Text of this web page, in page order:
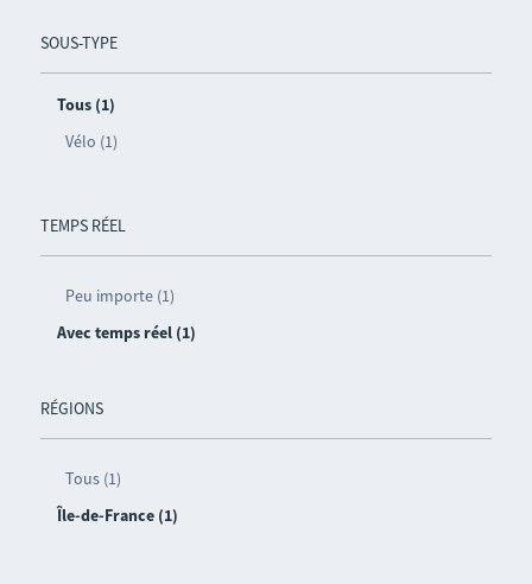
SOUS-TYPE
Tous (1)
Vélo (1)
TEMPS RÉEL
Peu importe (1)
Avec temps réel (1)
RÉGIONS
Tous (1)
Île-de-France (1)